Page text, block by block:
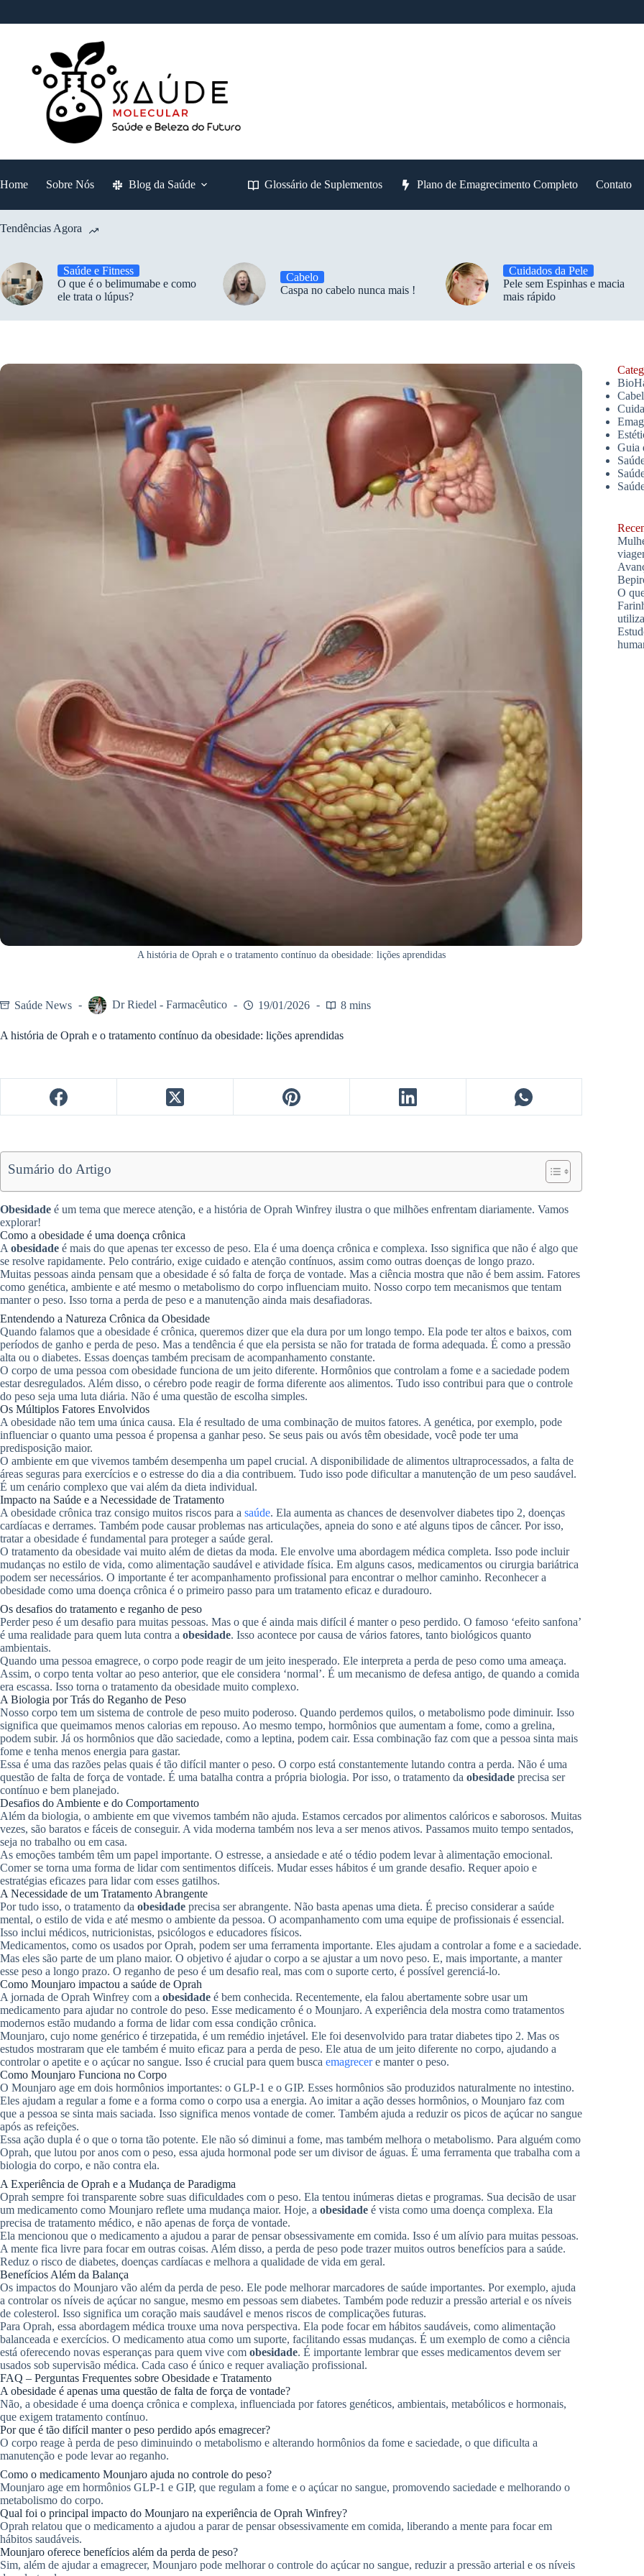
Home Sobre Nós Blog da Saúde Glossário de Suplementos Plano de Emagrecimento Completo Contato
Tendências Agora
Saúde e Fitness
O que é o belimumabe e como
ele trata o lúpus?
Cabelo
Caspa no cabelo nunca mais !
Cuidados da Pele
Pele sem Espinhas e macia
mais rápido
A história de Oprah e o tratamento contínuo da obesidade: lições aprendidas
Saúde News Dr Riedel - Farmacêutico 19/01/2026 8 mins
A história de Oprah e o tratamento contínuo da obesidade: lições aprendidas
Sumário do Artigo
Obesidade é um tema que merece atenção, e a história de Oprah Winfrey ilustra o que milhões enfrentam diariamente. Vamos
explorar!
Como a obesidade é uma doença crônica
Aobesidade é mais do que apenas ter excesso de peso. Ela é uma doença crônica e complexa. Isso significa que não é algo que
se resolve rapidamente. Pelo contrário, exige cuidado e atenção contínuos, assim como outras doenças de longo prazo.
Muitas pessoas ainda pensam que a obesidade é só falta de força de vontade. Mas a ciência mostra que não é bem assim. Fatores
como genética, ambiente e até mesmo o metabolismo do corpo influenciam muito. Nosso corpo tem mecanismos que tentam
manter o peso. Isso torna a perda de peso e a manutenção ainda mais desafiadoras.
Entendendo a Natureza Crônica da Obesidade
Quando falamos que a obesidade é crônica, queremos dizer que ela dura por um longo tempo. Ela pode ter altos e baixos, com
períodos de ganho e perda de peso. Mas a tendência é que ela persista se não for tratada de forma adequada. É como a pressão
alta ou o diabetes. Essas doenças também precisam de acompanhamento constante.
O corpo de uma pessoa com obesidade funciona de um jeito diferente. Hormônios que controlam a fome e a saciedade podem
estar desregulados. Além disso, o cérebro pode reagir de forma diferente aos alimentos. Tudo isso contribui para que o controle
do peso seja uma luta diária. Não é uma questão de escolha simples.
Os Múltiplos Fatores Envolvidos
A obesidade não tem uma única causa. Ela é resultado de uma combinação de muitos fatores. A genética, por exemplo, pode
influenciar o quanto uma pessoa é propensa a ganhar peso. Se seus pais ou avós têm obesidade, você pode ter uma
predisposição maior.
O ambiente em que vivemos também desempenha um papel crucial. A disponibilidade de alimentos ultraprocessados, a falta de
áreas seguras para exercícios e o estresse do dia a dia contribuem. Tudo isso pode dificultar a manutenção de um peso saudável.
É um cenário complexo que vai além da dieta individual.
Impacto na Saúde e a Necessidade de Tratamento
A obesidade crônica traz consigo muitos riscos para a saúde. Ela aumenta as chances de desenvolver diabetes tipo 2, doenças
cardíacas e derrames. Também pode causar problemas nas articulações, apneia do sono e até alguns tipos de câncer. Por isso,
tratar a obesidade é fundamental para proteger a saúde geral.
O tratamento da obesidade vai muito além de dietas da moda. Ele envolve uma abordagem médica completa. Isso pode incluir
mudanças no estilo de vida, como alimentação saudável e atividade física. Em alguns casos, medicamentos ou cirurgia bariátrica
podem ser necessários. O importante é ter acompanhamento profissional para encontrar o melhor caminho. Reconhecer a
obesidade como uma doença crônica é o primeiro passo para um tratamento eficaz e duradouro.
Os desafios do tratamento e reganho de peso
Perder peso é um desafio para muitas pessoas. Mas o que é ainda mais difícil é manter o peso perdido. O famoso ‘efeito sanfona’
é uma realidade para quem luta contra a obesidade. Isso acontece por causa de vários fatores, tanto biológicos quanto
ambientais.
Quando uma pessoa emagrece, o corpo pode reagir de um jeito inesperado. Ele interpreta a perda de peso como uma ameaça.
Assim, o corpo tenta voltar ao peso anterior, que ele considera ‘normal’. É um mecanismo de defesa antigo, de quando a comida
era escassa. Isso torna o tratamento da obesidade muito complexo.
A Biologia por Trás do Reganho de Peso
Nosso corpo tem um sistema de controle de peso muito poderoso. Quando perdemos quilos, o metabolismo pode diminuir. Isso
significa que queimamos menos calorias em repouso. Ao mesmo tempo, hormônios que aumentam a fome, como a grelina,
podem subir. Já os hormônios que dão saciedade, como a leptina, podem cair. Essa combinação faz com que a pessoa sinta mais
fome e tenha menos energia para gastar.
Essa é uma das razões pelas quais é tão difícil manter o peso. O corpo está constantemente lutando contra a perda. Não é uma
questão de falta de força de vontade. É uma batalha contra a própria biologia. Por isso, o tratamento da obesidade precisa ser
contínuo e bem planejado.
Desafios do Ambiente e do Comportamento
Além da biologia, o ambiente em que vivemos também não ajuda. Estamos cercados por alimentos calóricos e saborosos. Muitas
vezes, são baratos e fáceis de conseguir. A vida moderna também nos leva a ser menos ativos. Passamos muito tempo sentados,
seja no trabalho ou em casa.
As emoções também têm um papel importante. O estresse, a ansiedade e até o tédio podem levar à alimentação emocional.
Comer se torna uma forma de lidar com sentimentos difíceis. Mudar esses hábitos é um grande desafio. Requer apoio e
estratégias eficazes para lidar com esses gatilhos.
A Necessidade de um Tratamento Abrangente
Por tudo isso, o tratamento da obesidade precisa ser abrangente. Não basta apenas uma dieta. É preciso considerar a saúde
mental, o estilo de vida e até mesmo o ambiente da pessoa. O acompanhamento com uma equipe de profissionais é essencial.
Isso inclui médicos, nutricionistas, psicólogos e educadores físicos.
Medicamentos, como os usados por Oprah, podem ser uma ferramenta importante. Eles ajudam a controlar a fome e a saciedade.
Mas eles são parte de um plano maior. O objetivo é ajudar o corpo a se ajustar a um novo peso. E, mais importante, a manter
esse peso a longo prazo. O reganho de peso é um desafio real, mas com o suporte certo, é possível gerenciá-lo.
Como Mounjaro impactou a saúde de Oprah
A jornada de Oprah Winfrey com a obesidade é bem conhecida. Recentemente, ela falou abertamente sobre usar um
medicamento para ajudar no controle do peso. Esse medicamento é o Mounjaro. A experiência dela mostra como tratamentos
modernos estão mudando a forma de lidar com essa condição crônica.
Mounjaro, cujo nome genérico é tirzepatida, é um remédio injetável. Ele foi desenvolvido para tratar diabetes tipo 2. Mas os
estudos mostraram que ele também é muito eficaz para a perda de peso. Ele atua de um jeito diferente no corpo, ajudando a
controlar o apetite e o açúcar no sangue. Isso é crucial para quem busca emagrecere manter o peso.
Como Mounjaro Funciona no Corpo
O Mounjaro age em dois hormônios importantes: o GLP-1 e o GIP. Esses hormônios são produzidos naturalmente no intestino.
Eles ajudam a regular a fome e a forma como o corpo usa a energia. Ao imitar a ação desses hormônios, o Mounjaro faz com
que a pessoa se sinta mais saciada. Isso significa menos vontade de comer. Também ajuda a reduzir os picos de açúcar no sangue
após as refeições.
Essa ação dupla é o que o torna tão potente. Ele não só diminui a fome, mas também melhora o metabolismo. Para alguém como
Oprah, que lutou por anos com o peso, essa ajuda hormonal pode ser um divisor de águas. É uma ferramenta que trabalha com a
biologia do corpo, e não contra ela.
A Experiência de Oprah e a Mudança de Paradigma
Oprah sempre foi transparente sobre suas dificuldades com o peso. Ela tentou inúmeras dietas e programas. Sua decisão de usar
um medicamento como Mounjaro reflete uma mudança maior. Hoje, a obesidade é vista como uma doença complexa. Ela
precisa de tratamento médico, e não apenas de força de vontade.
Ela mencionou que o medicamento a ajudou a parar de pensar obsessivamente em comida. Isso é um alívio para muitas pessoas.
A mente fica livre para focar em outras coisas. Além disso, a perda de peso pode trazer muitos outros benefícios para a saúde.
Reduz o risco de diabetes, doenças cardíacas e melhora a qualidade de vida em geral.
Benefícios Além da Balança
Os impactos do Mounjaro vão além da perda de peso. Ele pode melhorar marcadores de saúde importantes. Por exemplo, ajuda
a controlar os níveis de açúcar no sangue, mesmo em pessoas sem diabetes. Também pode reduzir a pressão arterial e os níveis
de colesterol. Isso significa um coração mais saudável e menos riscos de complicações futuras.
Para Oprah, essa abordagem médica trouxe uma nova perspectiva. Ela pode focar em hábitos saudáveis, como alimentação
balanceada e exercícios. O medicamento atua como um suporte, facilitando essas mudanças. É um exemplo de como a ciência
está oferecendo novas esperanças para quem vive com obesidade. É importante lembrar que esses medicamentos devem ser
usados sob supervisão médica. Cada caso é único e requer avaliação profissional.
FAQ – Perguntas Frequentes sobre Obesidade e Tratamento
A obesidade é apenas uma questão de falta de força de vontade?
Não, a obesidade é uma doença crônica e complexa, influenciada por fatores genéticos, ambientais, metabólicos e hormonais,
que exigem tratamento contínuo.
Por que é tão difícil manter o peso perdido após emagrecer?
O corpo reage à perda de peso diminuindo o metabolismo e alterando hormônios da fome e saciedade, o que dificulta a
manutenção e pode levar ao reganho.
Como o medicamento Mounjaro ajuda no controle do peso?
Mounjaro age em hormônios GLP-1 e GIP, que regulam a fome e o açúcar no sangue, promovendo saciedade e melhorando o
metabolismo do corpo.
Qual foi o principal impacto do Mounjaro na experiência de Oprah Winfrey?
Oprah relatou que o medicamento a ajudou a parar de pensar obsessivamente em comida, liberando a mente para focar em
hábitos saudáveis.
Mounjaro oferece benefícios além da perda de peso?
Sim, além de ajudar a emagrecer, Mounjaro pode melhorar o controle do açúcar no sangue, reduzir a pressão arterial e os níveis
Guia
O